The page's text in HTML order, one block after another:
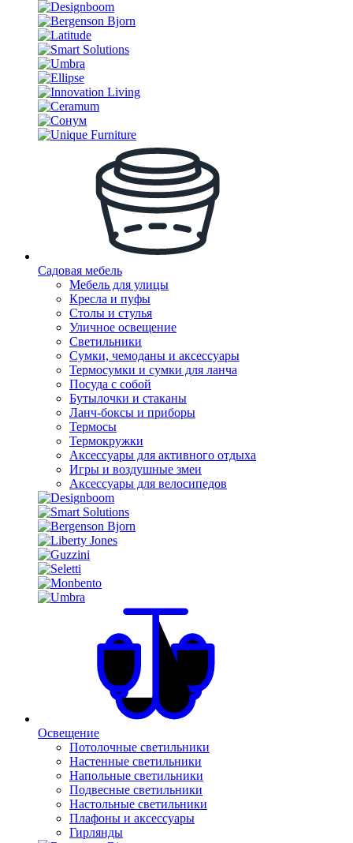
Садовая мебель
Мебель для улицы
Кресла и пуфы
Столы и стулья
Уличное освещение
Светильники
Сумки, чемоданы и аксессуары
Термосумки и сумки для ланча
Посуда с собой
Бутылочки и стаканы
Ланч-боксы и приборы
Термосы
Термокружки
Аксессуары для активного отдыха
Игры и воздушные змеи
Аксессуары для велосипедов
Освещение
Потолочные светильники
Настенные светильники
Напольные светильники
Подвесные светильники
Настольные светильники
Плафоны и аксессуары
Гирлянды